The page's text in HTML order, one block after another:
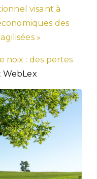
visant à
des
»
noix : des pertes
WebLex